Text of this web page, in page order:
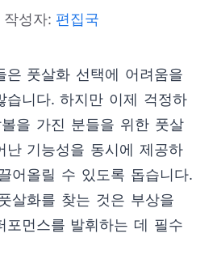
작성자: 편집국
은 풋살화 선택에 어려움을
습니다. 하지만 이제 걱정하
을 가진 분들을 위한 풋살
난 기능성을 동시에 제공하
어올릴 수 있도록 돕습니다.
살화를 찾는 것은 부상을
포먼스를 발휘하는 데 필수